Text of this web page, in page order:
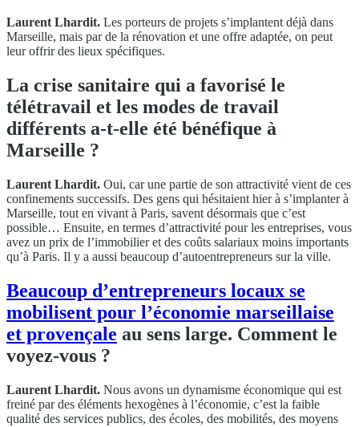
Laurent Lhardit. Les porteurs de projets s’implantent déjà dans
Marseille, mais par de la rénovation et une offre adaptée, on peut
leur offrir des lieux spécifiques.
La crise sanitaire qui a favorisé le
télétravail et les modes de travail
différents a-t-elle été bénéfique à
Marseille ?
Laurent Lhardit. Oui, car une partie de son attractivité vient de ces
confinements successifs. Des gens qui hésitaient hier à s’implanter à
Marseille, tout en vivant à Paris, savent désormais que c’est
possible… Ensuite, en termes d’attractivité pour les entreprises, vous
avez un prix de l’immobilier et des coûts salariaux moins importants
qu’à Paris. Il y a aussi beaucoup d’autoentrepreneurs sur la ville.
Beaucoup d’entrepreneurs locaux se
mobilisent pour l’économie marseillaise
et provençale au sens large. Comment le
voyez-vous ?
Laurent Lhardit. Nous avons un dynamisme économique qui est
freiné par des éléments hexogènes à l’économie, c’est la faible
qualité des services publics, des écoles, des mobilités, des moyens